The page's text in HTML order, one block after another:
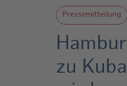
Pressemitteilung
zu